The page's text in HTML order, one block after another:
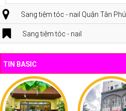
Sang tiệm tóc - nail Quận Tân Phú
Sang tiệm tóc - nail
TIN BASIC